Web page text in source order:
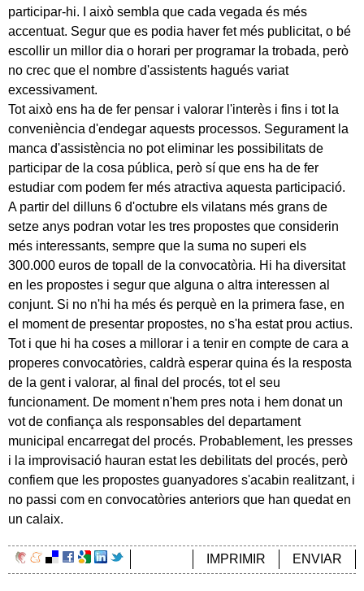
participar-hi. I això sembla que cada vegada és més
accentuat. Segur que es podia haver fet més publicitat, o bé
escollir un millor dia o horari per programar la trobada, però
no crec que el nombre d'assistents hagués variat
excessivament.
Tot això ens ha de fer pensar i valorar l'interès i fins i tot la
conveniència d'endegar aquests processos. Segurament la
manca d'assistència no pot eliminar les possibilitats de
participar de la cosa pública, però sí que ens ha de fer
estudiar com podem fer més atractiva aquesta participació.
A partir del dilluns 6 d'octubre els vilatans més grans de
setze anys podran votar les tres propostes que considerin
més interessants, sempre que la suma no superi els
300.000 euros de topall de la convocatòria. Hi ha diversitat
en les propostes i segur que alguna o altra interessen al
conjunt. Si no n'hi ha més és perquè en la primera fase, en
el moment de presentar propostes, no s'ha estat prou actius.
Tot i que hi ha coses a millorar i a tenir en compte de cara a
properes convocatòries, caldrà esperar quina és la resposta
de la gent i valorar, al final del procés, tot el seu
funcionament. De moment n'hem pres nota i hem donat un
vot de confiança als responsables del departament
municipal encarregat del procés. Probablement, les presses
i la improvisació hauran estat les debilitats del procés, però
confiem que les propostes guanyadores s'acabin realitzant, i
no passi com en convocatòries anteriors que han quedat en
un calaix.
ENVIAR
IMPRIMIR